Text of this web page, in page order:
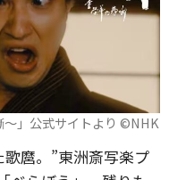
～」公式サイトより ©️NHK
麿。”東洲斎写楽プ